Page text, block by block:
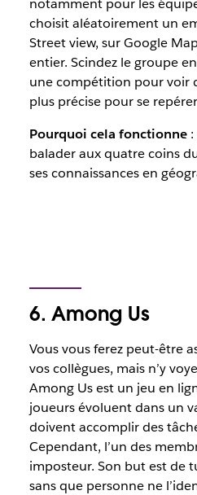
notamment pour les
choisit aléatoirement un
Street view, sur Google
entier. Scindez le groupe
une compétition pour voir
plus précise pour se
Pourquoi cela fonctionne:
balader aux quatre coins
ses connaissances en
6. Among Us
Vous vous ferez peut-être
vos collègues, mais n’y
Among Us est un jeu en
joueurs évoluent dans un
doivent accomplir des
Cependant, l’un des
imposteur. Son but est de
sans que personne ne